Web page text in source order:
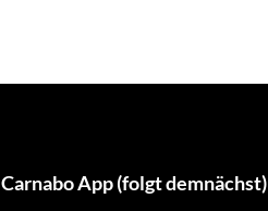
Carnabo App (folgt demnächst)